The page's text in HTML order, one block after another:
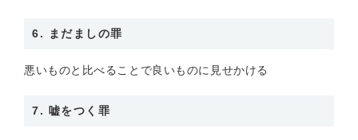
6. まだましの罪
悪いものと比べることで良いものに見せかける
7. 嘘をつく罪